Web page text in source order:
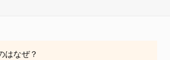
はなぜ？